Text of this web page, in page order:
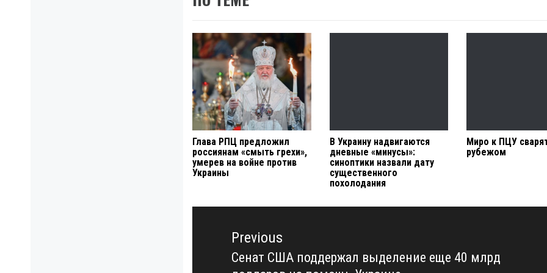
Глава РПЦ предложил
россиянам «смыть грехи»,
умерев на войне против
Украины
В Украину надвигаются
дневные «минусы»:
синоптики назвали дату
существенного
похолодания
Миро к ПЦУ
рубежом
Навигация
записямPrevious
Previous
Сенат США поддержал выделение еще 40 млрд